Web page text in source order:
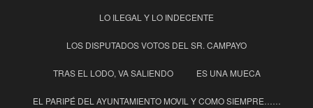
LO ILEGAL Y LO INDECENTE
LOS DISPUTADOS VOTOS DEL SR. CAMPAYO
TRAS EL LODO, VA SALIENDO ES UNA MUECA
EL PARIPÉ DEL AYUNTAMIENTO MOVIL Y COMO SIEMPRE……